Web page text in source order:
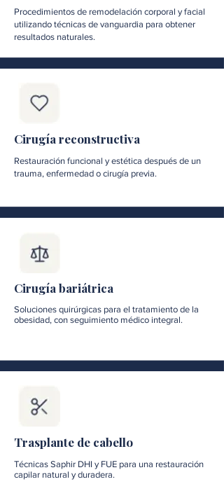
Procedimientos de remodelación corporal y facial
utilizando técnicas de vanguardia para obtener
resultados naturales.
Cirugía reconstructiva
Restauración funcional y estética después de un
trauma, enfermedad o cirugía previa.
Cirugía bariátrica
Soluciones quirúrgicas para el tratamiento de la
obesidad, con seguimiento médico integral.
Trasplante de cabello
Técnicas Saphir DHI y FUE para una restauración
capilar natural y duradera.